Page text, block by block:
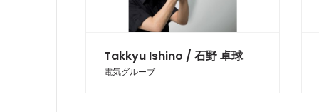
Takkyu Ishino / 石野 卓球
電気グルーブ